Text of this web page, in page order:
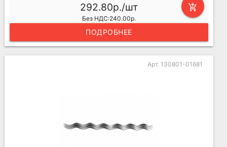
add_shopping_cart
292.80р./шт
Без НДС:240.00р.
ПОДРОБНЕЕ
Арт. 130801-01681